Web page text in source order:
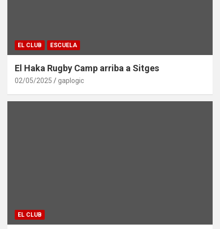
EL CLUB ESCUELA
El Haka Rugby Camp arriba a Sitges
02/05/2025 gaplogic
EL CLUB